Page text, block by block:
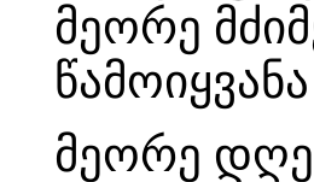
მეორე
მეორე